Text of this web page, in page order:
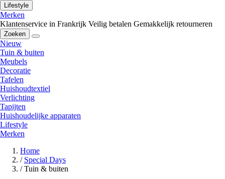
Lifestyle
Merken
Klantenservice in Frankrijk Veilig betalen Gemakkelijk retourneren
Zoeken
Nieuw
Tuin & buiten
Meubels
Decoratie
Tafelen
Huishoudtextiel
Verlichting
Tapijten
Huishoudelijke apparaten
Lifestyle
Merken
Home
/ Special Days
/ Tuin & buiten